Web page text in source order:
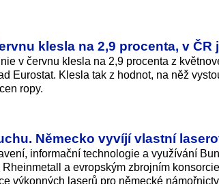
klesla na 2,9 procenta, v ČR
v červnu klesla na 2,9 procenta z
Eurostat. Klesla tak z hodnot, na něž
ropy.
Německo vyvíjí vlastní
informační technologie a využívání
a evropským zbrojním
výkonných laserů pro německé